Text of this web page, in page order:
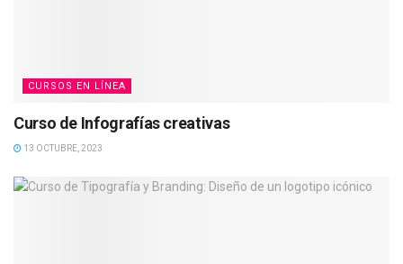
CURSOS EN LÍNEA
Curso de Infografías creativas
13 OCTUBRE, 2023